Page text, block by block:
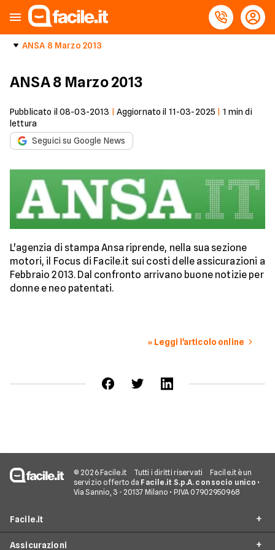
ANSA 8 Marzo 2013
ANSA 8 Marzo 2013
Pubblicato il 08-03-2013 Aggiornato il 11-03-2025 1 min di
lettura
Seguici su Google News
L'agenzia di stampa Ansa riprende, nella sua sezione
motori, il Focus di Facile.it sui costi delle assicurazioni a
Febbraio 2013. Dal confronto arrivano buone notizie per
donne e neo patentati.
» Leggi l'articolo online
© 2026 Facile.it Tutti i diritti riservati
Facile.it è un
servizio offerto da Facile.it S.p.A. con socio unico •
Via Sannio, 3 - 20137 Milano • P.IVA 07902950968
Facile.it
Assicurazioni